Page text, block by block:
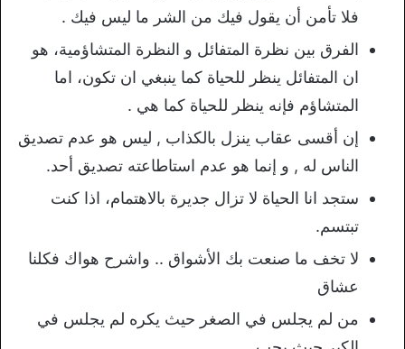
فلا تأمن أن يقول فيك من الشر ما ليس فيك .
الفرق بين نظرة المتفائل و النظرة المتشاؤمية، هو
ان المتفائل ينظر للحياة كما ينبغي ان تكون، اما
المتشاؤم فإنه ينظر للحياة كما هي .
إن أقسى عقاب ينزل بالكذاب , ليس هو عدم تصديق
الناس له , و إنما هو عدم استاطاعته تصديق أحد.
ستجد انا الحياة لا تزال جديرة بالاهتمام، اذا كنت
تبتسم.
لا تخف ما صنعت بك الأشواق .. واشرح هواك فكلنا
عشاق
من لم يجلس في الصغر حيث يكره لم يجلس في